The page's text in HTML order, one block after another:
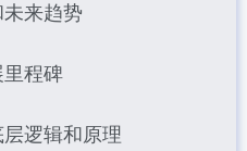
来趋势
程碑
逻辑和原理